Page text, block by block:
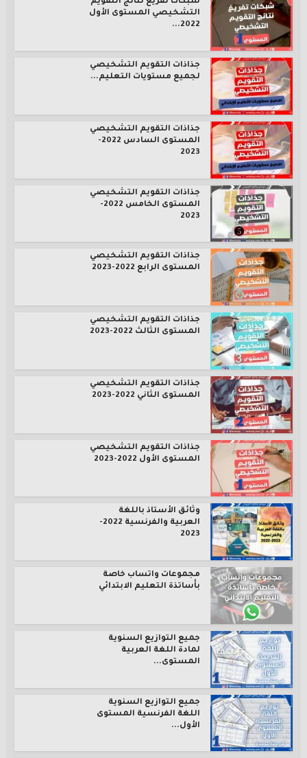
شبكات تفريغ نتائج التقويم
التشخيصي المستوى الأول
2022...
جذاذات التقويم التشخيصي
لجميع مستويات التعليم...
جذاذات التقويم التشخيصي
المستوى السادس 2022-
2023
جذاذات التقويم التشخيصي
المستوى الخامس 2022-
2023
جذاذات التقويم التشخيصي
المستوى الرابع 2022-2023
جذاذات التقويم التشخيصي
المستوى الثالث 2022-2023
جذاذات التقويم التشخيصي
المستوى الثاني 2022-2023
جذاذات التقويم التشخيصي
المستوى الأول 2022-2023
وثائق الأستاذ باللغة
العربية والفرنسية 2022-
2023
مجموعات واتساب خاصة
بأساتذة التعليم الابتدائي
جميع التوازيع السنوية
لمادة اللغة العربية
المستوى...
جميع التوازيع السنوية
اللغة الفرنسية المستوى
الأول...